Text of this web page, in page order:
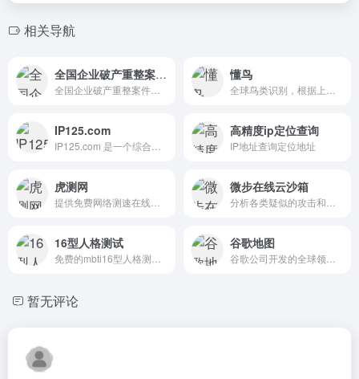
相关导航
全国企业破产重整案件信息网 懂鸟
IP125.com 高精度ip定位查询
IP地址查询定位地址
虎测网 微步在线云沙箱
16型人格测试 谷歌地图
暂无评论